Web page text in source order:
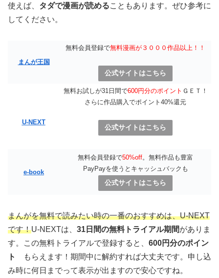
使えば、 タダで漫画が読めることもあります。ぜひ参考に
してください。
まんが王国
無料会員登録で無料漫画が３０００作品以上！！
公式サイトはこちら
U-NEXT
無料お試しが31日間で600円分のポイント ＧＥＴ！
さらに作品購入でポイント40%還元
公式サイトはこちら
e-book
無料会員登録で50%off。無料作品も豊富
PayPayを使うとキャッシュバックも
公式サイトはこちら
まんがを無料で読みたい時の一番のおすすめは、U-NEXT
です！U-NEXTは、 31日間の無料トライアル期間がありま
す。この無料トライアルで登録すると、 600円分のポイン
ト
もらえます！期間中に解約すれば大丈夫です。申し込
み時に何日までって表示が出ますので安心ですね。